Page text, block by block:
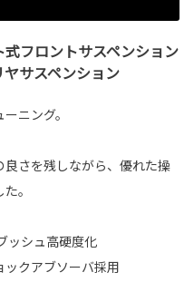
フロントサスペンション
サスペンション
ニング。
さを残しながら、優れた操
。
ッシュ高硬度化
クアブソーバ採用